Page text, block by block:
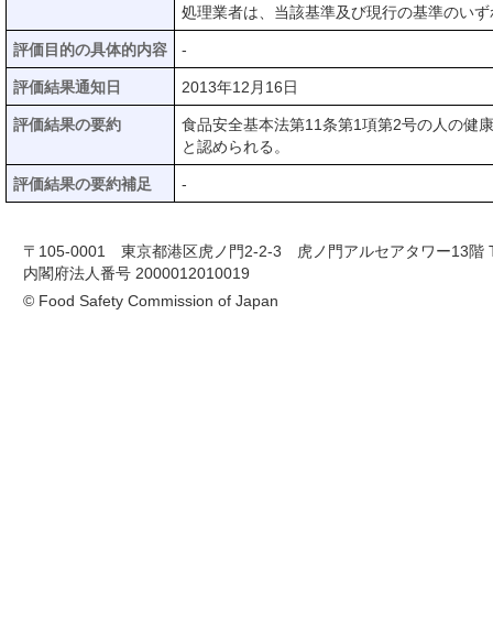
処理業者は、当該基準及び現行の基準のい
評価目的の具体的内容 -
評価結果通知日 2013年12月16日
評価結果の要約
食品安全基本法第11条第1項第2号の人の健
と認められる。
評価結果の要約補足 -
〒105-0001 東京都港区虎ノ門2-2-3 虎ノ門アルセアタワー13階
内閣府法人番号 2000012010019
© Food Safety Commission of Japan